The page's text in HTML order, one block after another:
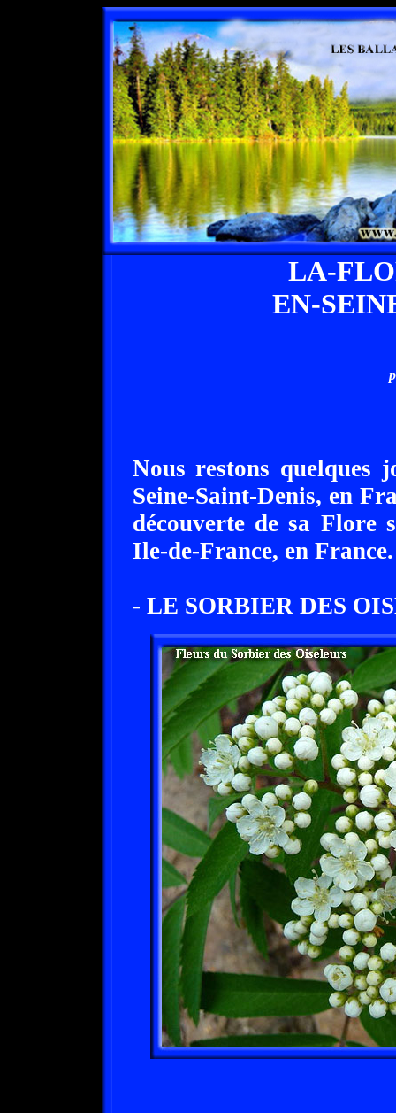
LA-
EN-
Nous restons quelques
Seine-Saint-Denis, en
découverte de sa Flore
Ile-de-France, en France.
- LE SORBIER DES